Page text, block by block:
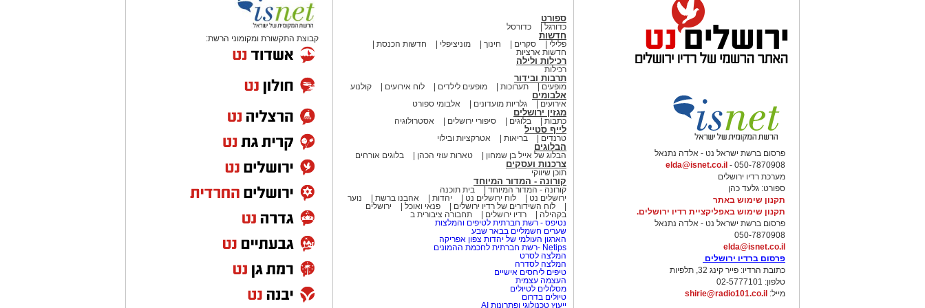
גן לאומי צבעי רמון מכתש רמון - יואב פלמה מתנדב רשות הטבע והגנים
מה בתכנית?
באתר השומרוני הטוב
יתקיים ערב של תצפית מטאורים תחת שמי הלילה, הכולל
צפייה בכוכבים באמצעות טלסקופים ומשקפות מקצועיות, ניווט בין קבוצות כוכבים,
סיור מודרך במוזיאון הפסיפסים והיכרות עם עולם החלל והאסטרונומיה.
פרסום ברשת ישראל נט - אלדה נתנאל
050-7870908 -
elda@isnet.co.il
מערכת רדיו ירושלים
ספורט: גלעד כהן
תקנון שימוש באתר
תקנון שימוש באפליקציית רדיו ירושלים.
פרסום ברשת ישראל נט - אלדה נתנאל
050-7870908
elda@isnet.co.il
פרסום ברדיו ירושלים
כתובת הרדיו: פייר קינג 32, תלפיות
טלפון: 02-5777101
מייל: shirie@radio101.co.il
ספורט
כדורגל כדורסל
חדשות
פלילי סקרים חינוך מוניציפלי
חדשות הכנסת
חדשות ארציות
רכילות ולילה
רכילות
תרבות ובידור
מופעים תערוכות מופעים לילדים לוח אירועים קולנוע
אלבומים
אירועים גלריות מועדונים אלבומי ספורט
מגזין ירושלים
כתבות בלוגים סיפורי ירושלים אסטרולוגיה
לייף סטייל
טרנדים בריאות אטרקציות ובילוי
הבלוגים
הבלוג של אייל בן שמחון טארות עוזי הכהן בלוגים אורחים
צרכנות ועסקים
תוכן שיווקי
קורונה - המדור המיוחד
קורונה - המדור המיוחד
בית תוכנה
ירושלים נט
לוח ירושלים נט יהדות אהבנו ברשת
נוער
לוח השידורים של רדיו ירושלים
פנאי ואוכל
ירושלים
בקהילה
רדיו ירושלים
תחבורה ציבורית ב
נטיפס - רשת חברתית לטיפים והמלצות
שערים חשמליים בבאר שבע
הארגון העולמי של יהדות צפון אפריקה
Netips -רשת חברתית לחכמת ההמונים
המלצה לסרט
המלצה לסדרה
טיפים ליחסים אישיים
העצמה עצמית
מסלולים לטיולים
טיולים בדרום
ייעוץ טכנולוגי ופתרונות AI
קבוצת התקשורת ומקומוני הרשת: